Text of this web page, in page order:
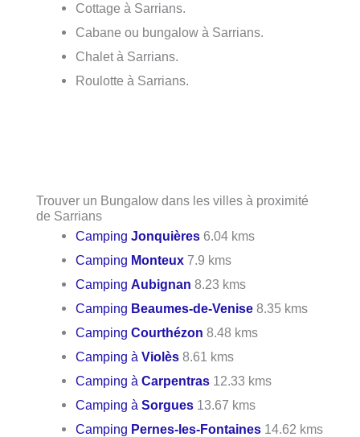
Cottage à Sarrians.
Cabane ou bungalow à Sarrians.
Chalet à Sarrians.
Roulotte à Sarrians.
Trouver un Bungalow dans les villes à proximité
de Sarrians
CampingJonquières 6.04 kms
Camping Monteux 7.9 kms
Camping Aubignan 8.23 kms
Camping Beaumes-de-Venise 8.35 kms
CampingCourthézon 8.48 kms
Camping àViolès 8.61 kms
Camping àCarpentras 12.33 kms
Camping àSorgues 13.67 kms
Camping Pernes-les-Fontaines 14.62 kms